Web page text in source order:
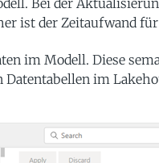
ist der Zeitaufwand
im Modell. Diese
im